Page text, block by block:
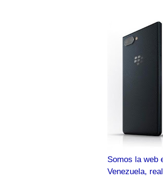
Somos la web
Venezuela,